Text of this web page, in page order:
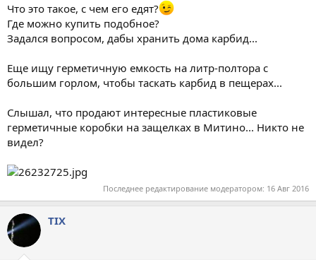
Что это такое, с чем его едят?
Где можно купить подобное?
Задался вопросом, дабы хранить дома карбид...
Еще ищу герметичную емкость на литр-полтора с
большим горлом, чтобы таскать карбид в пещерах...
Слышал, что продают интересные пластиковые
герметичные коробки на защелках в Митино... Никто не
видел?
Последнее редактирование модератором: 16 Авг 2016
TIX